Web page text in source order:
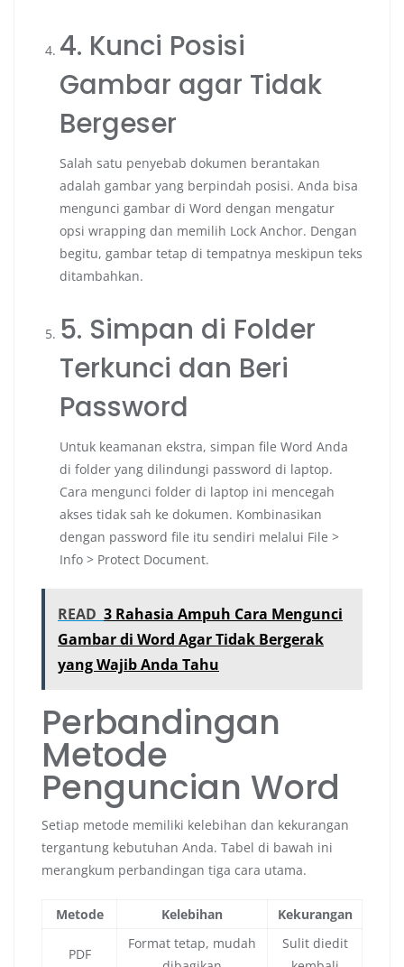
4. Kunci Posisi
Gambar agar Tidak
Bergeser
Salah satu penyebab dokumen berantakan
adalah gambar yang berpindah posisi. Anda bisa
mengunci gambar di Word dengan mengatur
opsi wrapping dan memilih Lock Anchor. Dengan
begitu, gambar tetap di tempatnya meskipun teks
ditambahkan.
5. Simpan di Folder
Terkunci dan Beri
Password
Untuk keamanan ekstra, simpan file Word Anda
di folder yang dilindungi password di laptop.
Cara mengunci folder di laptop ini mencegah
akses tidak sah ke dokumen. Kombinasikan
dengan password file itu sendiri melalui File >
Info > Protect Document.
READ 3 Rahasia Ampuh Cara Mengunci
Gambar di Word Agar Tidak Bergerak
yang Wajib Anda Tahu
Perbandingan
Metode
Penguncian Word
Setiap metode memiliki kelebihan dan kekurangan
tergantung kebutuhan Anda. Tabel di bawah ini
merangkum perbandingan tiga cara utama.
Metode Kelebihan Kekurangan
PDF
Format tetap, mudah
Sulit diedit